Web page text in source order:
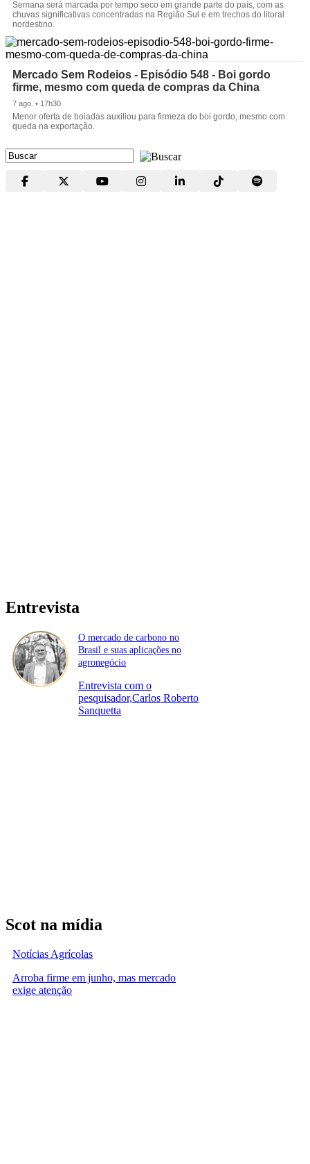
Semana será marcada por tempo seco em grande parte do país, com as
chuvas significativas concentradas na Região Sul e em trechos do litoral
nordestino.
Mercado Sem Rodeios - Episódio 548 - Boi gordo
firme, mesmo com queda de compras da China
7 ago. • 17h30
Menor oferta de boiadas auxiliou para firmeza do boi gordo, mesmo com
queda na exportação.
Entrevista
O mercado de carbono no
Brasil e suas aplicações no
agronegócio
Entrevista com o
pesquisador,Carlos Roberto
Sanquetta
Scot na mídia
Notícias Agrícolas
Arroba firme em junho, mas mercado
exige atenção